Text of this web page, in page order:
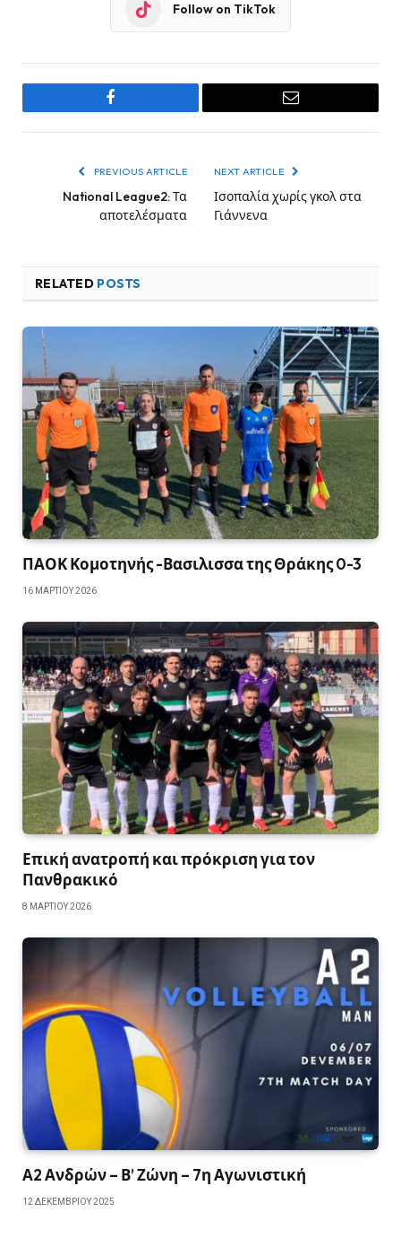
Follow on TikTok
Facebook Email
PREVIOUS ARTICLE
National League2: Τα
αποτελέσματα
NEXT ARTICLE
Ισοπαλία χωρίς γκολ στα
Γιάννενα
RELATED POSTS
ΠΑΟΚ Κομοτηνής -Βασιλισσα της Θράκης 0-3
16 ΜΑΡΤΊΟΥ 2026
Επική ανατροπή και πρόκριση για τον
Πανθρακικό
8 ΜΑΡΤΊΟΥ 2026
Α2 Ανδρών – Β’ Ζώνη – 7η Αγωνιστική
12 ΔΕΚΕΜΒΡΊΟΥ 2025